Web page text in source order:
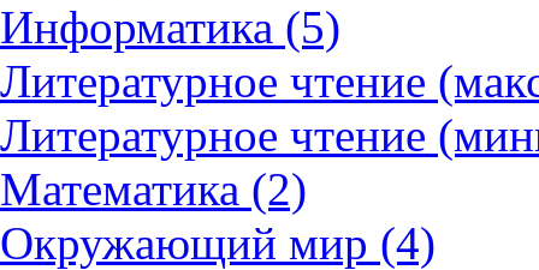
Информатика (5)
Литературное чтение
Литературное чтение
Математика (2)
Окружающий мир (4)